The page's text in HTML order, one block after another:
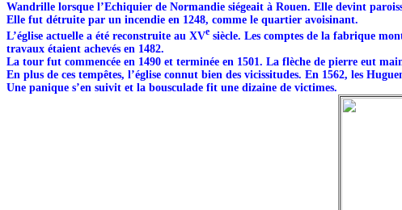
Wandrille lorsque l’Echiquier de Normandie siégeait à Rouen. Elle devint
Elle fut détruite par un incendie en 1248, comme le quartier avoisinant.
L’église actuelle a été reconstruite au XVe siècle. Les comptes de la fabrique
travaux étaient achevés en 1482.
La tour fut commencée en 1490 et terminée en 1501. La flèche de pierre eut
En plus de ces tempêtes, l’église connut bien des vicissitudes. En 1562, les
Une panique s’en suivit et la bousculade fit une dizaine de victimes.